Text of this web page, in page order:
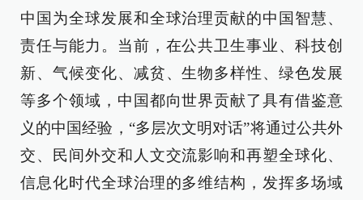
中国为全球发展和全球治理贡献的中国智慧、
责任与能力。当前，在公共卫生事业、科技创
新、气候变化、减贫、生物多样性、绿色发展
等多个领域，中国都向世界贡献了具有借鉴意
义的中国经验，“多层次文明对话”将通过公共外
交、民间外交和人文交流影响和再塑全球化、
信息化时代全球治理的多维结构，发挥多场域